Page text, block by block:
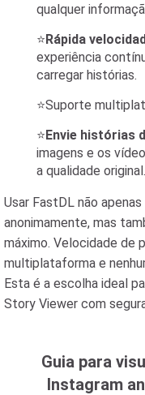
qualquer
⭐Rápida
experiência
carregar histórias.
⭐Suporte
⭐Envie histórias
imagens e os
a qualidade original.
Usar FastDL não
anonimamente, mas
máximo. Velocidade de
multiplataforma e
Esta é a escolha ideal
Story Viewer com
Guia para
Instagram